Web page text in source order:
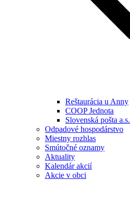
Reštaurácia u Anny
COOP Jednota
Slovenská pošta a.s.
Odpadové hospodárstvo
Miestny rozhlas
Smútočné oznamy
Aktuality
Kalendár akcií
Akcie v obci